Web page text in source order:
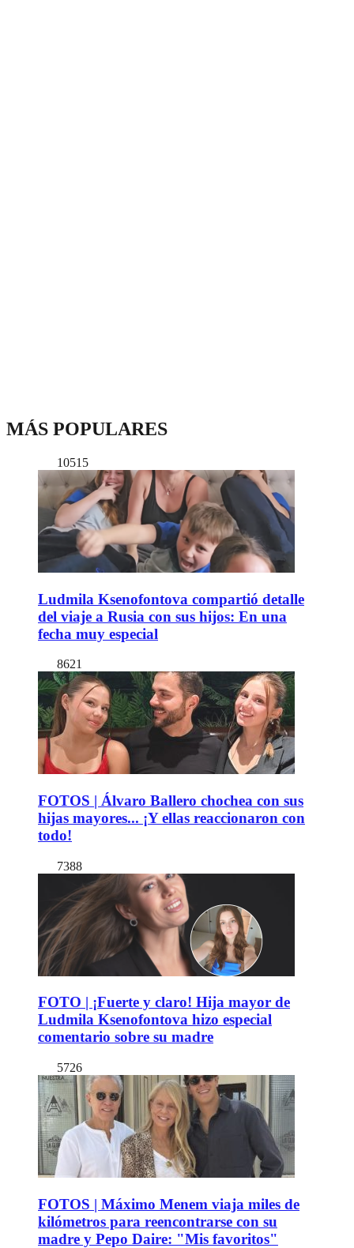
MÁS POPULARES
10515
Ludmila Ksenofontova compartió detalle
del viaje a Rusia con sus hijos: En una
fecha muy especial
8621
FOTOS | Álvaro Ballero chochea con sus
hijas mayores... ¡Y ellas reaccionaron con
todo!
7388
FOTO | ¡Fuerte y claro! Hija mayor de
Ludmila Ksenofontova hizo especial
comentario sobre su madre
5726
FOTOS | Máximo Menem viaja miles de
kilómetros para reencontrarse con su
madre y Pepo Daire: "Mis favoritos"